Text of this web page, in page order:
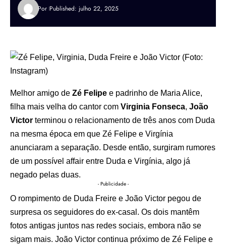
Por Published: julho 22, 2025
Melhor amigo de Zé Felipe e padrinho de Maria Alice,
filha mais velha do cantor com Virginia Fonseca, João
Victor terminou o relacionamento de três anos com Duda
na mesma época em que Zé Felipe e Virgínia
anunciaram a separação. Desde então, surgiram rumores
de um possível affair entre Duda e Virgínia, algo já
negado pelas duas.
- Publicidade -
O rompimento de Duda Freire e João Victor pegou de
surpresa os seguidores do ex-casal. Os dois mantêm
fotos antigas juntos nas redes sociais, embora não se
sigam mais. João Victor continua próximo de Zé Felipe e